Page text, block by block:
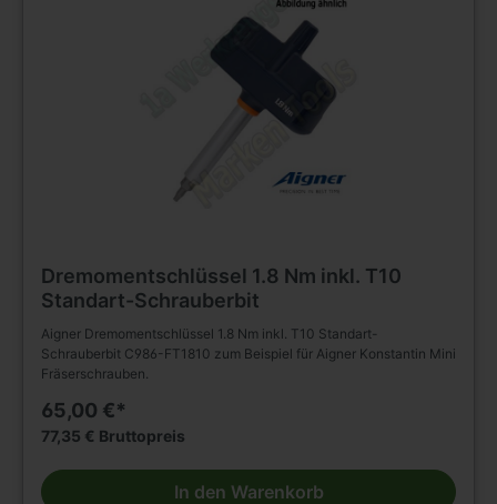
Dremomentschlüssel 1.8 Nm inkl. T10
Standart-Schrauberbit
Aigner Dremomentschlüssel 1.8 Nm inkl. T10 Standart-
Schrauberbit C986-FT1810 zum Beispiel für Aigner Konstantin Mini
Fräserschrauben.
65,00 €*
77,35 € Bruttopreis
In den Warenkorb